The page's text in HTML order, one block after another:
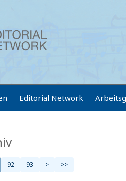
Editorial Network
92 93 > >>